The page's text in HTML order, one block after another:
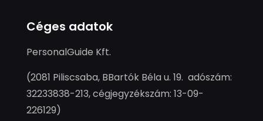
Céges adatok
PersonalGuide Kft.
(2081 Piliscsaba, BBartók Béla u. 19. adószám:
32233838-213, cégjegyzékszám: 13-09-
226129)